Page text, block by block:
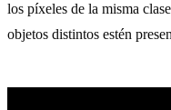
los píxeles de la misma
objetos distintos estén